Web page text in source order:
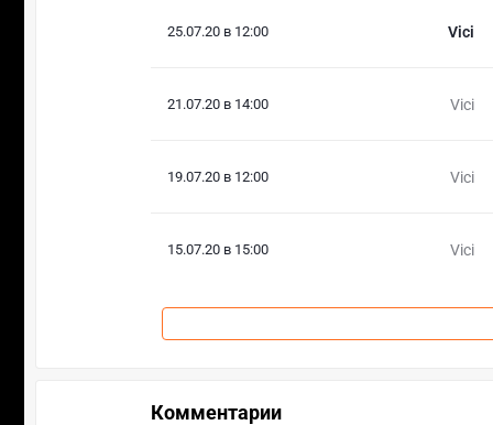
25.07.20 в 12:00 Vici
21.07.20 в 14:00 Vici
19.07.20 в 12:00 Vici
15.07.20 в 15:00 Vici
Комментарии